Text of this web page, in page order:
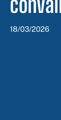
18/03/2026